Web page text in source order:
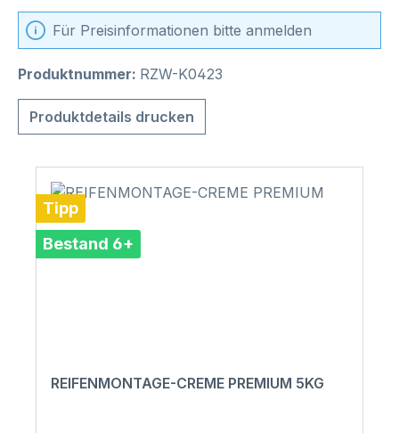
Für Preisinformationen bitte anmelden
Produktnummer: RZW-K0423
Produktdetails drucken
Tipp
Bestand 6+
REIFENMONTAGE-CREME PREMIUM 5KG